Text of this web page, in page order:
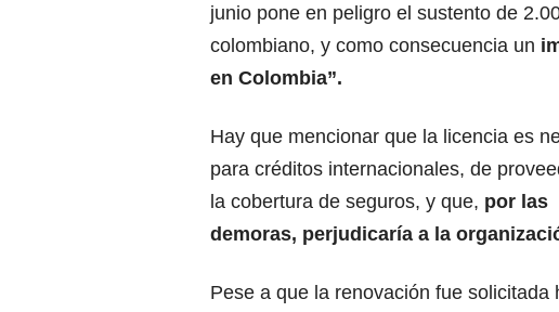
junio pone en peligro el sustento de
colombiano, y como consecuencia un
en Colombia”.
Hay que mencionar que la licencia es
para créditos internacionales, de
la cobertura de seguros, y que, por las
demoras, perjudicaría a la
Pese a que la renovación fue solicitada